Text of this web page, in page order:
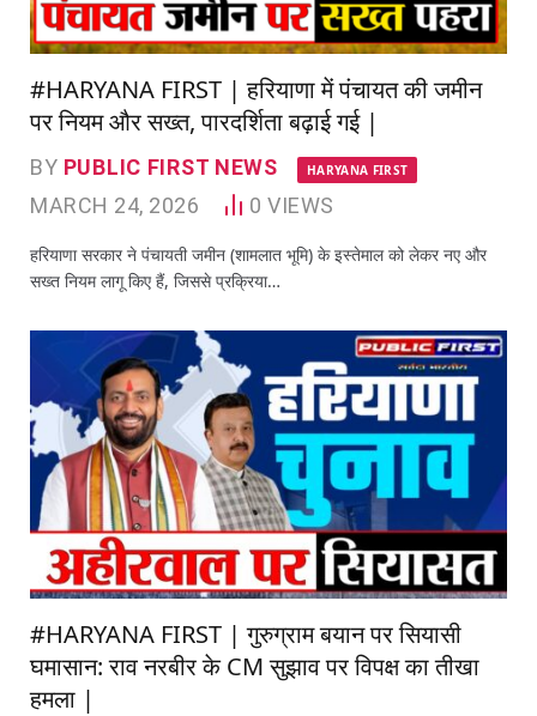
#HARYANA FIRST | हरियाणा में पंचायत की जमीन
पर नियम और सख्त, पारदर्शिता बढ़ाई गई |
BY PUBLIC FIRST NEWS HARYANA FIRST
MARCH 24, 2026 0VIEWS
हरियाणा सरकार ने पंचायती जमीन (शामलात भूमि) के इस्तेमाल को लेकर नए और
सख्त नियम लागू किए हैं, जिससे प्रक्रिया…
#HARYANA FIRST | गुरुग्राम बयान पर सियासी
घमासान: राव नरबीर के CM सुझाव पर विपक्ष का तीखा
हमला |